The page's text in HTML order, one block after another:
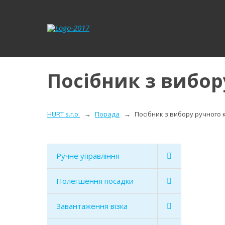
Посібник з
HURT s.r.o. Порада Посібник з вибору ручного
Ручне управління
Полегшення посадки
Завантаження візка